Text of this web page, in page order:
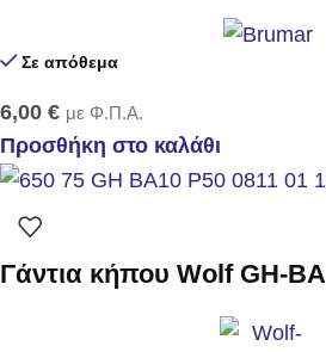
Σε απόθεμα
6,00 € με Φ.Π.Α.
Προσθήκη στο καλάθι
Γάντια κήπου Wolf GH-